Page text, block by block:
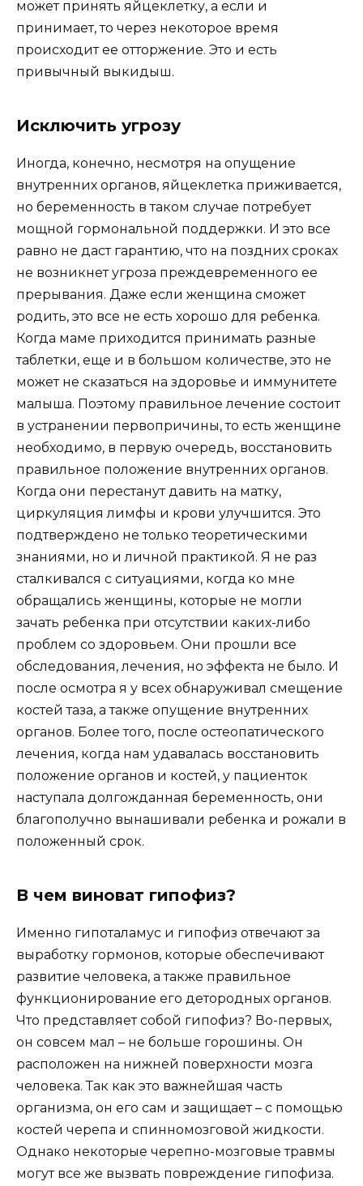
может принять яйцеклетку, а если и
принимает, то через некоторое время
происходит ее отторжение. Это и есть
привычный выкидыш.
Исключить угрозу
Иногда, конечно, несмотря на опущение
внутренних органов, яйцеклетка приживается,
но беременность в таком случае потребует
мощной гормональной поддержки. И это все
равно не даст гарантию, что на поздних сроках
не возникнет угроза преждевременного ее
прерывания. Даже если женщина сможет
родить, это все не есть хорошо для ребенка.
Когда маме приходится принимать разные
таблетки, еще и в большом количестве, это не
может не сказаться на здоровье и иммунитете
малыша. Поэтому правильное лечение состоит
в устранении первопричины, то есть женщине
необходимо, в первую очередь, восстановить
правильное положение внутренних органов.
Когда они перестанут давить на матку,
циркуляция лимфы и крови улучшится. Это
подтверждено не только теоретическими
знаниями, но и личной практикой. Я не раз
сталкивался с ситуациями, когда ко мне
обращались женщины, которые не могли
зачать ребенка при отсутствии каких-либо
проблем со здоровьем. Они прошли все
обследования, лечения, но эффекта не было. И
после осмотра я у всех обнаруживал смещение
костей таза, а также опущение внутренних
органов. Более того, после остеопатического
лечения, когда нам удавалась восстановить
положение органов и костей, у пациенток
наступала долгожданная беременность, они
благополучно вынашивали ребенка и рожали в
положенный срок.
В чем виноват гипофиз?
Именно гипоталамус и гипофиз отвечают за
выработку гормонов, которые обеспечивают
развитие человека, а также правильное
функционирование его детородных органов.
Что представляет собой гипофиз? Во-первых,
он совсем мал – не больше горошины. Он
расположен на нижней поверхности мозга
человека. Так как это важнейшая часть
организма, он его сам и защищает – с помощью
костей черепа и спинномозговой жидкости.
Однако некоторые черепно-мозговые травмы
могут все же вызвать повреждение гипофиза.